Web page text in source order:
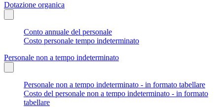
Dotazione organica
Conto annuale del personale
Costo personale tempo indeterminato
Personale non a tempo indeterminato
Personale non a tempo indeterminato - in formato tabellare
Costo del personale non a tempo indeterminato - in formato
tabellare